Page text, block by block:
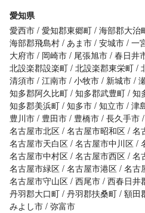
愛知県
愛西市 愛知郡東郷町 海部郡大治
海部郡飛島村 あま市 安城市 一
大府市
岡崎市 尾張旭市 春日井
北設楽郡設楽町 北設楽郡東栄町
清須市 江南市 小牧市 新城市
知多郡阿久比町 知多郡武豊町 知
知多郡美浜町 知多市 知立市 津
豊川市
豊田市 豊橋市 長久手市
名古屋市北区 名古屋市昭和区 名
名古屋市天白区 名古屋市中川区
名古屋市中村区 名古屋市西区 名
名古屋市緑区 名古屋市港区 名古
名古屋市守山区 西尾市 西春日井
丹羽郡大口町 丹羽郡扶桑町 額田
みよし市 弥富市